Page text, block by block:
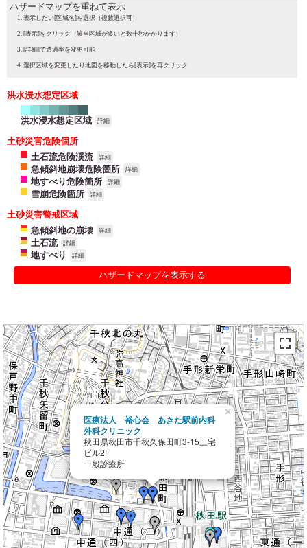
ハザードマップを重ねて表示
表示したい[区域名]を選択（複数選択可）
[表示]をクリック（該当区域が多いと数十秒かかります）
[詳細]で透過率を変更可能
選択区域を変更したり地図を移動したら[表示]を再クリック
洪水浸水想定区域
洪水浸水想定区域 詳細
土砂災害危険個所
土石流危険渓流
詳細
急傾斜地崩壊危険箇所 詳細
地すべり危険箇所 詳細
雪崩危険箇所 詳細
土砂災害警戒区域
急傾斜地の崩壊
詳細
土石流 詳細
地すべり 詳細
ハザードマップを表示する
医療法人 裕心会 あきた駅前内科
外科クリニック
秋田県秋田市千秋久保田町3-15三宅
ビル2F
一般診療所
×